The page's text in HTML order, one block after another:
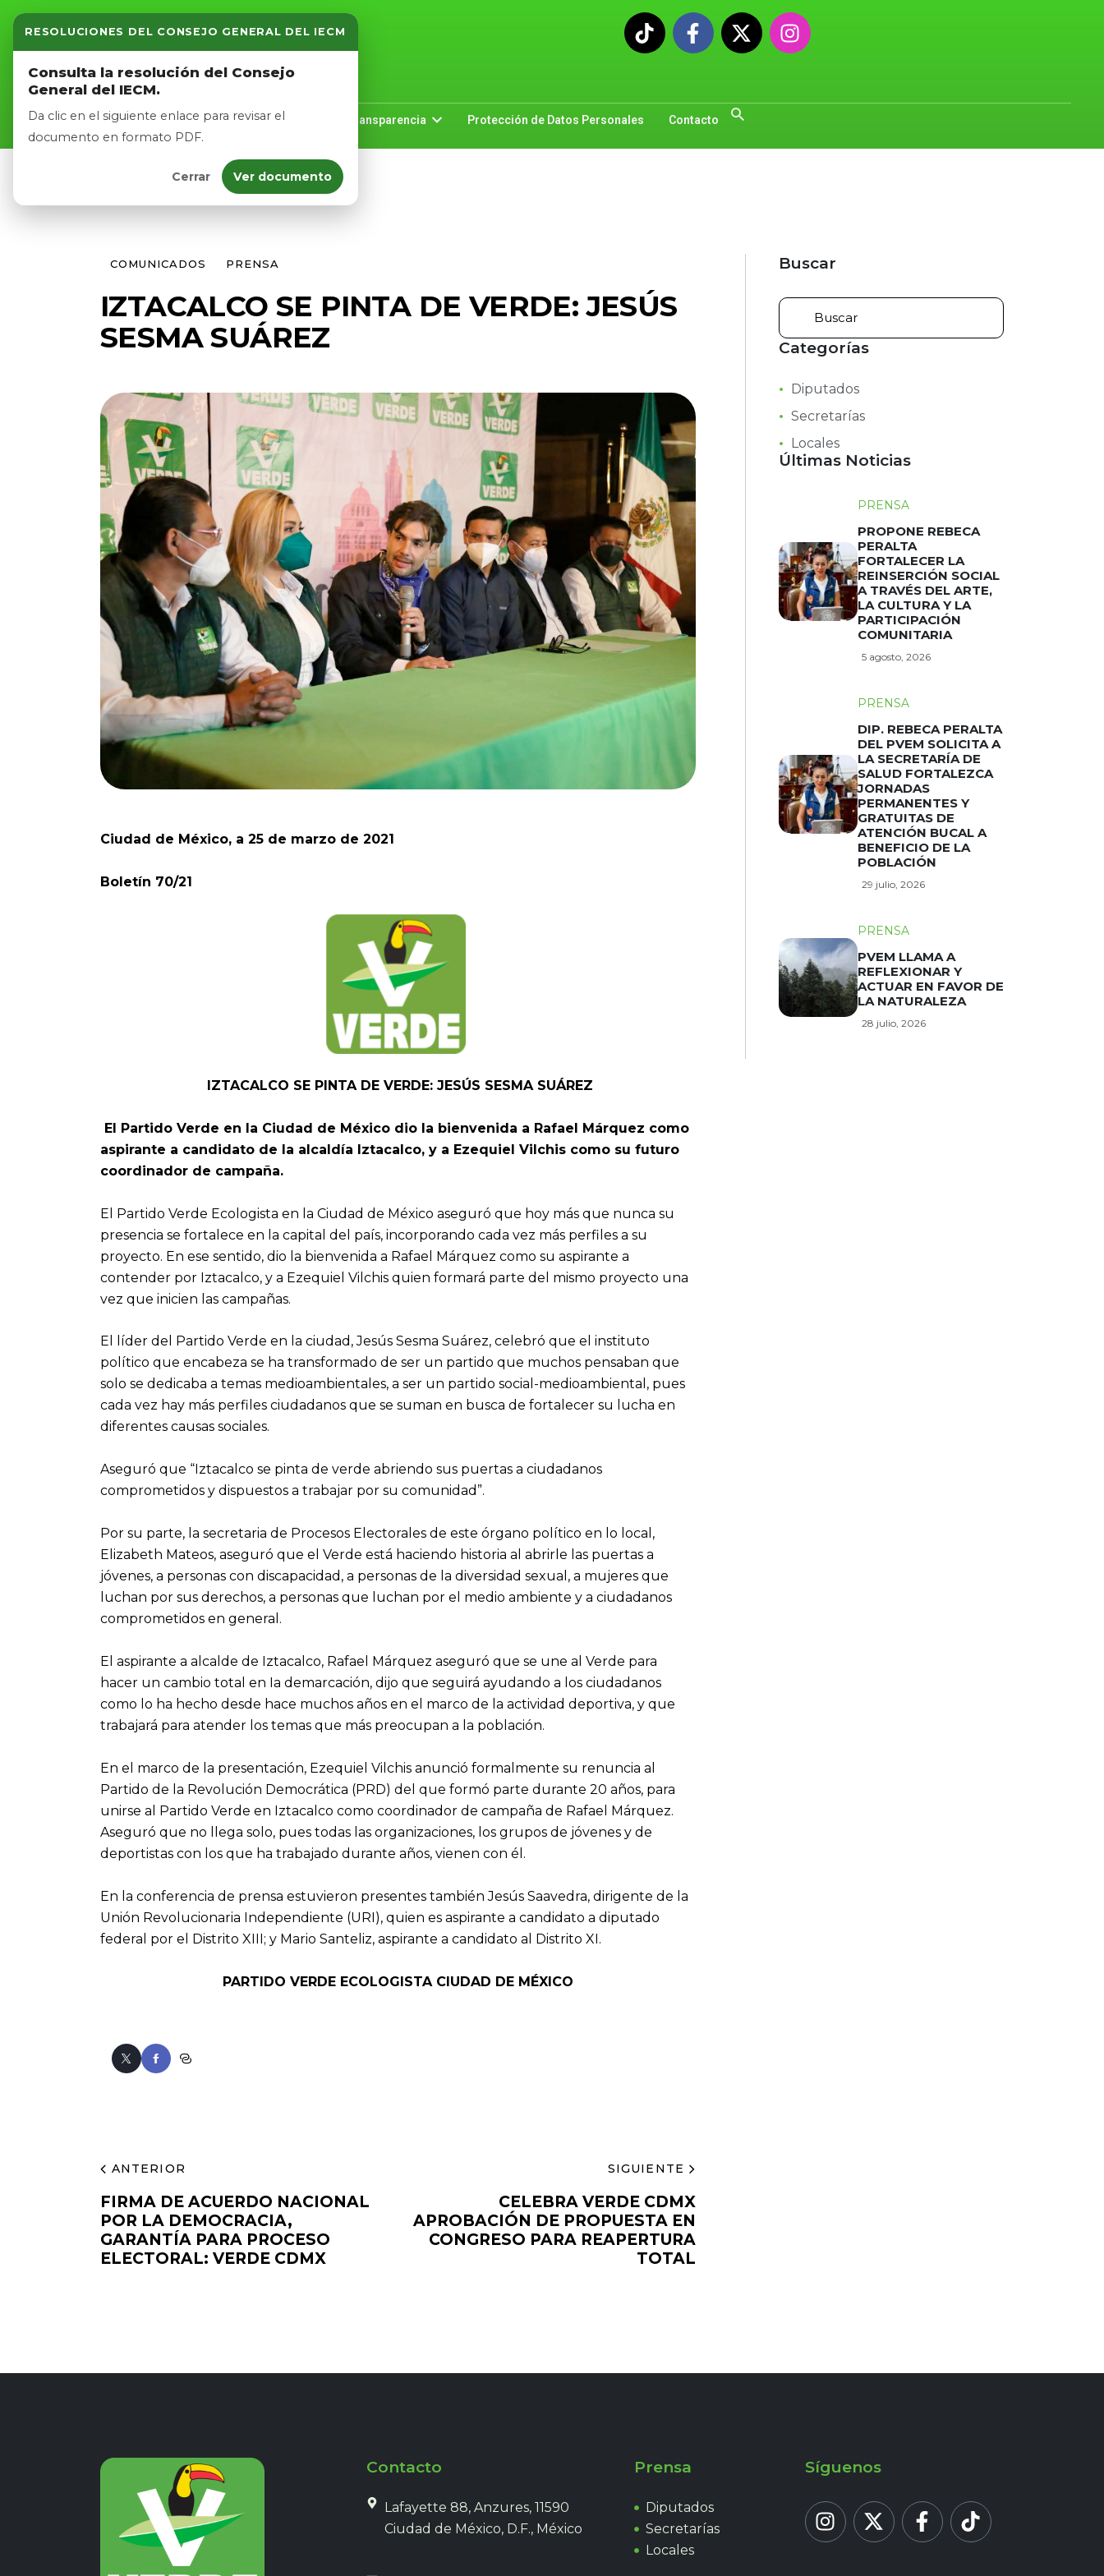
RESOLUCIONES DEL CONSEJO GENERAL DEL IECM
Consulta la resolución del Consejo
General del IECM.
Da clic en el siguiente enlace para revisar el
documento en formato PDF.
Cerrar Ver documento
Inicio Nosotros Logros Noticias Transparencia Protección de Datos Personales Contacto
Inicio
Nosotros
Afíliate
Eventos
COMUNICADOS PRENSA
IZTACALCO SE PINTA DE VERDE: JESÚS
SESMA SUÁREZ
Ciudad de México, a 25 de marzo de 2021
Boletín 70/21
IZTACALCO SE PINTA DE VERDE: JESÚS SESMA SUÁREZ
El Partido Verde en la Ciudad de México dio la bienvenida a Rafael Márquez como
aspirante a candidato de la alcaldía Iztacalco, y a Ezequiel Vilchis como su futuro
coordinador de campaña.
El Partido Verde Ecologista en la Ciudad de México aseguró que hoy más que nunca su
presencia se fortalece en la capital del país, incorporando cada vez más perfiles a su
proyecto. En ese sentido, dio la bienvenida a Rafael Márquez como su aspirante a
contender por Iztacalco, y a Ezequiel Vilchis quien formará parte del mismo proyecto una
vez que inicien las campañas.
El líder del Partido Verde en la ciudad, Jesús Sesma Suárez, celebró que el instituto
político que encabeza se ha transformado de ser un partido que muchos pensaban que
solo se dedicaba a temas medioambientales, a ser un partido social-medioambiental, pues
cada vez hay más perfiles ciudadanos que se suman en busca de fortalecer su lucha en
diferentes causas sociales.
Aseguró que “Iztacalco se pinta de verde abriendo sus puertas a ciudadanos
comprometidos y dispuestos a trabajar por su comunidad”.
Por su parte, la secretaria de Procesos Electorales de este órgano político en lo local,
Elizabeth Mateos, aseguró que el Verde está haciendo historia al abrirle las puertas a
jóvenes, a personas con discapacidad, a personas de la diversidad sexual, a mujeres que
luchan por sus derechos, a personas que luchan por el medio ambiente y a ciudadanos
comprometidos en general.
El aspirante a alcalde de Iztacalco, Rafael Márquez aseguró que se une al Verde para
hacer un cambio total en Ia demarcación, dijo que seguirá ayudando a los ciudadanos
como lo ha hecho desde hace muchos años en el marco de la actividad deportiva, y que
trabajará para atender los temas que más preocupan a la población.
En el marco de la presentación, Ezequiel Vilchis anunció formalmente su renuncia al
Partido de la Revolución Democrática (PRD) del que formó parte durante 20 años, para
unirse al Partido Verde en Iztacalco como coordinador de campaña de Rafael Márquez.
Aseguró que no llega solo, pues todas las organizaciones, los grupos de jóvenes y de
deportistas con los que ha trabajado durante años, vienen con él.
En la conferencia de prensa estuvieron presentes también Jesús Saavedra, dirigente de la
Unión Revolucionaria Independiente (URI), quien es aspirante a candidato a diputado
federal por el Distrito XIII; y Mario Santeliz, aspirante a candidato al Distrito XI.
PARTIDO VERDE ECOLOGISTA CIUDAD DE MÉXICO
ANTERIOR
FIRMA DE ACUERDO NACIONAL
POR LA DEMOCRACIA,
GARANTÍA PARA PROCESO
ELECTORAL: VERDE CDMX
SIGUIENTE
CELEBRA VERDE CDMX
APROBACIÓN DE PROPUESTA EN
CONGRESO PARA REAPERTURA
TOTAL
Buscar
Categorías
Diputados
Secretarías
Locales
Últimas Noticias
PRENSA
PROPONE REBECA
PERALTA
FORTALECER LA
REINSERCIÓN SOCIAL
A TRAVÉS DEL ARTE,
LA CULTURA Y LA
PARTICIPACIÓN
COMUNITARIA
5 agosto, 2026
PRENSA
DIP. REBECA PERALTA
DEL PVEM SOLICITA A
LA SECRETARÍA DE
SALUD FORTALEZCA
JORNADAS
PERMANENTES Y
GRATUITAS DE
ATENCIÓN BUCAL A
BENEFICIO DE LA
POBLACIÓN
29 julio, 2026
PRENSA
PVEM LLAMA A
REFLEXIONAR Y
ACTUAR EN FAVOR DE
LA NATURALEZA
28 julio, 2026
Contacto
Lafayette 88, Anzures, 11590
Ciudad de México, D.F., México
Prensa
Diputados
Secretarías
Locales
Síguenos